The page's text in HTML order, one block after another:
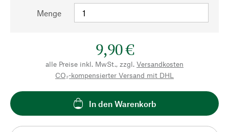
Menge
9,90 €
alle Preise inkl. MwSt., zzgl. Versandkosten
CO₂-kompensierter Versand mit DHL
In den Warenkorb